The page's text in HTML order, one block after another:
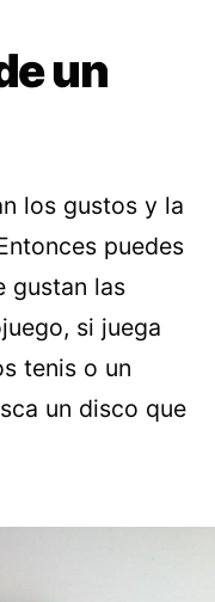
un
los gustos y la
puedes
gustan las
si juega
tenis o un
un disco que